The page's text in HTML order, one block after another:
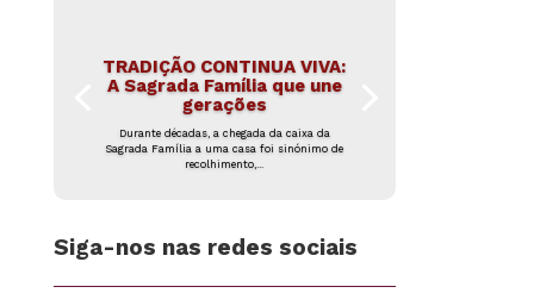
TRADIÇÃO CONTINUA VIVA:
A Sagrada Família que une
gerações
Durante décadas, a chegada da caixa da
Sagrada Família a uma casa foi sinónimo de
recolhimento,...
Siga-nos nas redes sociais